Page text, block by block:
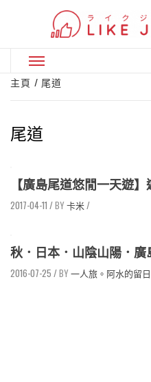
Primary
Menu
主頁 尾道
尾道
【廣島尾道悠閒一天遊
2017-04-11 / 卡米/
秋．日本．山陰山陽．
2016-07-25 / 一人旅。阿水的留